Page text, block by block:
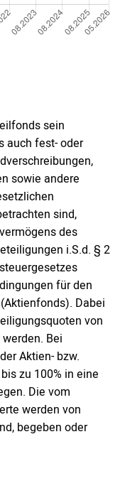
sein
auch fest- oder
sowie andere
sind,
des
i.S.d. § 2
für den
Dabei
von
Bei
Aktien- bzw.
zu 100% in eine
Die vom
werden von
begeben oder